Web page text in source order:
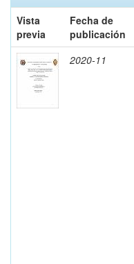
Vista
previa
Fecha de
publicación
2020-11